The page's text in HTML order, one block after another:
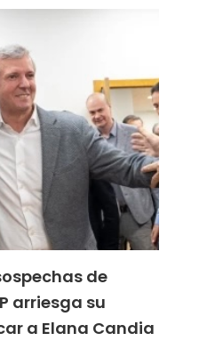
de
arriesga su
a Elana Candia